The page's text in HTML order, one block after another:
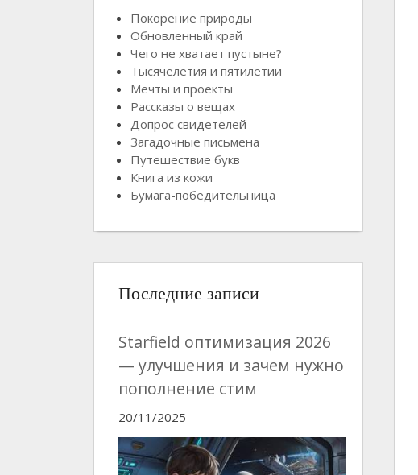
Покорение природы
Обновленный край
Чего не хватает пустыне?
Тысячелетия и пятилетии
Мечты и проекты
Рассказы о вещах
Допрос свидетелей
Загадочные письмена
Путешествие букв
Книга из кожи
Бумага-победительница
Последние записи
Starfield оптимизация 2026
— улучшения и зачем нужно
пополнение стим
20/11/2025